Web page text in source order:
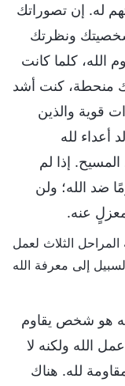
له. إن تصوراتك
ونظرتك
الله، كلما كانت
منحطة، كنت أشد
قوية والذين
أعداء لله
إذا لم
ضد الله؛ ولن
عنه.
المراحل الثلاث لعمل
إلى معرفة الله
هو شخص يقاوم
الله ولكنه لا
لله. هناك